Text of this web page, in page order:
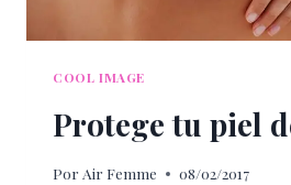
COOL IMAGE
Protege tu piel
Por Air Femme 08/02/2017